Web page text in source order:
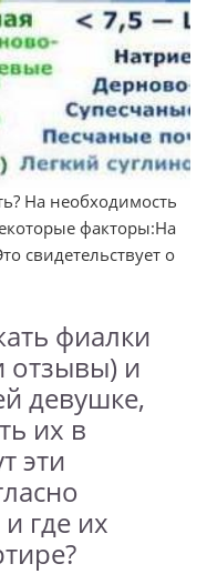
На необходимость
факторы:На
свидетельствует о
фиалки
отзывы) и
девушке,
их в
эти
где их